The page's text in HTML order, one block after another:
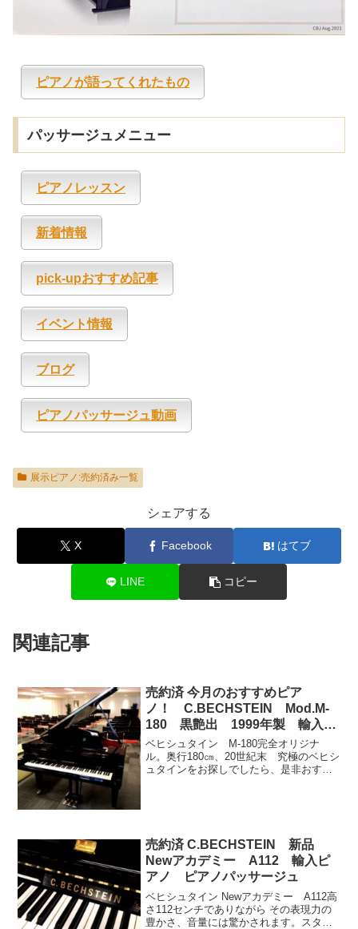
ピアノが語ってくれたもの
パッサージュメニュー
ピアノレッスン
新着情報
pick-upおすすめ記事
イベント情報
ブログ
ピアノパッサージュ動画
展示ピアノ:売約済み一覧
シェアする
X Facebook はてブ
LINE コピー
関連記事
売約済 今月のおすすめピア
ノ！ C.BECHSTEIN Mod.M-
180 黒艶出 1999年製 輸入ピ
アノ ピアノパッサージュ
ベヒシュタイン M-180完全オリジナ
ル。奥行180㎝、20世紀末 究極のベヒシ
ュタインをお探しでしたら、是非おすす
売約済 C.BECHSTEIN 新品
Newアカデミー A112 輸入ピ
アノ ピアノパッサージュ
ベヒシュタイン Newアカデミー A112高
さ112センチでありながら その表現力の
豊かさ、音量には驚かされます。スタイ